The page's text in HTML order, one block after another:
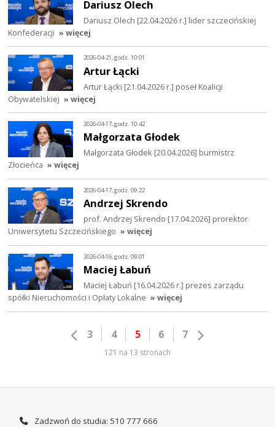
Dariusz Olech
Dariusz Olech [22.04.2026 r.] lider szczecińskiej
Konfederacji » więcej
2026-04-21, godz. 10:01
Artur Łącki
Artur Łącki [21.04.2026 r.] poseł Koalicji
Obywatelskiej » więcej
2026-04-17, godz. 10:42
Małgorzata Głodek
Małgorzata Głodek [20.04.2026] burmistrz
Złocieńca » więcej
2026-04-17, godz. 09:22
Andrzej Skrendo
prof. Andrzej Skrendo [17.04.2026] prorektor
Uniwersytetu Szczecińskiego » więcej
2026-04-16, godz. 09:01
Maciej Łabuń
Maciej Łabuń [16.04.2026 r.] prezes zarządu
spółki Nieruchomości i Opłaty Lokalne » więcej
3 4 5 6 7
121 na 13 stronach
Zadzwoń do studia: 510 777 666